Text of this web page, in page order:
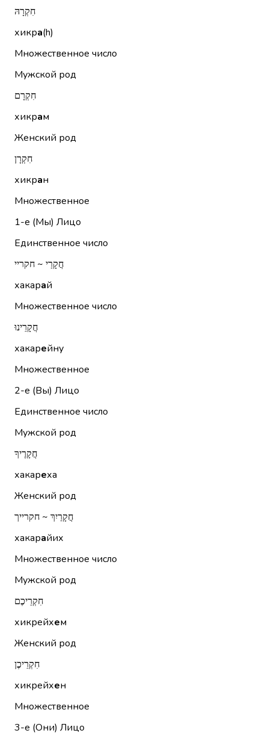
חִקְרָהּ
хикра(h)
Множественное число
Мужской род
חִקְרָם
хикрам
Женский род
חִקְרָן
хикран
Множественное
1-е (Мы) Лицо
Единственное число
חֲקָרַי ~ חקריי
хакарай
Множественное число
חֲקָרֵינוּ
хакарейну
Множественное
2-е (Вы) Лицо
Единственное число
Мужской род
חֲקָרֶיךָ
хакареха
Женский род
חֲקָרַיִךְ ~ חקרייך
хакарайих
Множественное число
Мужской род
חִקְרֵיכֶם
хикрейхем
Женский род
חִקְרֵיכֶן
хикрейхен
Множественное
3-е (Они) Лицо